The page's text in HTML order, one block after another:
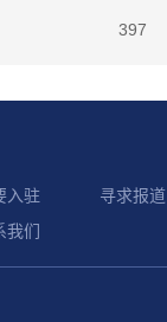
397
入驻 寻求报道
我们